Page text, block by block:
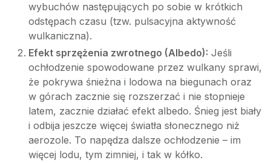
wybuchów następujących po sobie w krótkich
odstępach czasu (tzw. pulsacyjna aktywność
wulkaniczna).
Efekt sprzężenia zwrotnego (Albedo): Jeśli
ochłodzenie spowodowane przez wulkany sprawi,
że pokrywa śnieżna i lodowa na biegunach oraz
w górach zacznie się rozszerzać i nie stopnieje
latem, zacznie działać efekt albedo. Śnieg jest biały
i odbija jeszcze więcej światła słonecznego niż
aerozole. To napędza dalsze ochłodzenie – im
więcej lodu, tym zimniej, i tak w kółko.